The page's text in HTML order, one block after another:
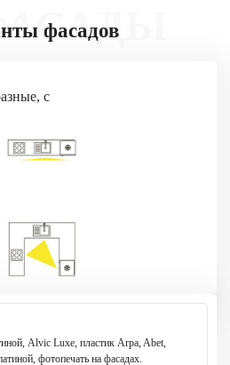
фасадов
с
Alvic Luxe, пластик Arpa, Abet,
фотопечать на фасадах.